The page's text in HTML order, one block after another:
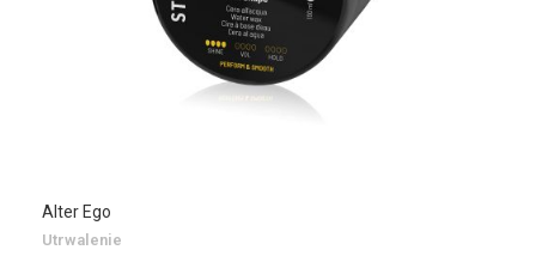
Alter Ego
Utrwalenie